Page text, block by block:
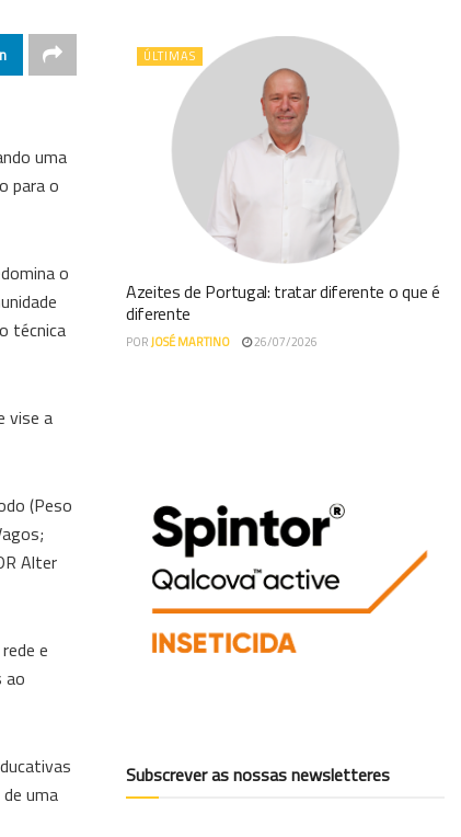
uma
para o
o
técnica
vise a
(Peso
Alter
e
ao
uma
ÚLTIMAS
Azeites de Portugal: tratar diferente o que é
diferente
PORJOSÉ MARTINO 26/07/2026
Subscrever as nossas newsletteres